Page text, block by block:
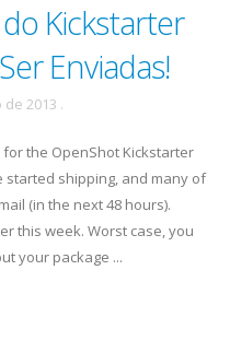
Kickstarter
Enviadas!
de 2013 .
the OpenShot Kickstarter
started shipping, and many of
(in the next 48 hours).
this week. Worst case, you
your package ...